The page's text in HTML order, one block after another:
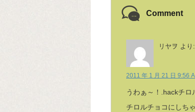
Comment
リヤヲ より:
2011 年 1 月 21 日 9:56
うわぁ～！.hackチ
チロルチョコにしち